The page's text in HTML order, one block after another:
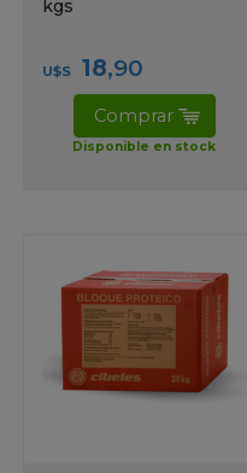
kgs
U$S 18,90
Disponible en stock
Comprar